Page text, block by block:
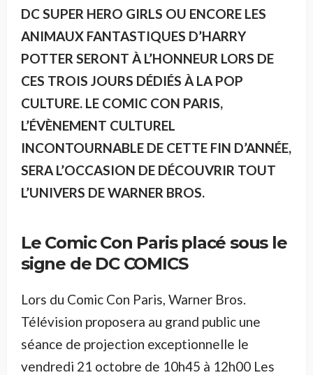
DC SUPER HERO GIRLS OU ENCORE LES
ANIMAUX FANTASTIQUES D’HARRY
POTTER SERONT À L’HONNEUR LORS DE
CES TROIS JOURS DÉDIÉS À LA POP
CULTURE. LE COMIC CON PARIS,
L’ÉVÈNEMENT CULTUREL
INCONTOURNABLE DE CETTE FIN D’ANNÉE,
SERA L’OCCASION DE DÉCOUVRIR TOUT
L’UNIVERS DE WARNER BROS.
Le Comic Con Paris placé sous le
signe de DC COMICS
Lors du Comic Con Paris, Warner Bros.
Télévision proposera au grand public une
séance de projection exceptionnelle le
vendredi 21 octobre de 10h45 à 12h00 Les